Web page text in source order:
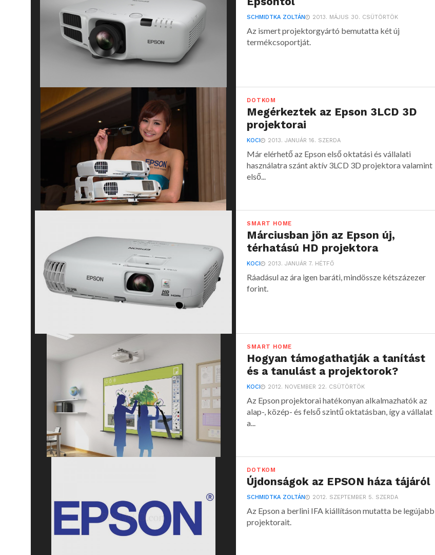
SCHMIDTKA ZOLTÁN 2013. MÁJUS 30. CSÜTÖRTÖK
Az ismert projektorgyártó bemutatta két új
termékcsoportját.
DOTKOM
Megérkeztek az Epson 3LCD 3D
projektorai
KOCI 2013. JANUÁR 16. SZERDA
Már elérhető az Epson első oktatási és vállalati
használatra szánt aktív 3LCD 3D projektora valamint
első...
SMART HOME
Márciusban jön az Epson új,
térhatású HD projektora
KOCI 2013. JANUÁR 7. HÉTFŐ
Ráadásul az ára igen baráti, mindössze kétszázezer
forint.
SMART HOME
Hogyan támogathatják a tanítást
és a tanulást a projektorok?
KOCI 2012. NOVEMBER 22. CSÜTÖRTÖK
Az Epson projektorai hatékonyan alkalmazhatók az
alap-, közép- és felső szintű oktatásban, így a vállalat
a...
DOTKOM
Újdonságok az EPSON háza tájáról
SCHMIDTKA ZOLTÁN 2012. SZEPTEMBER 5. SZERDA
Az Epson a berlini IFA kiállításon mutatta be legújabb
projektorait.